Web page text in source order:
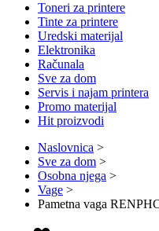
Toneri za printere
Tinte za printere
Uredski materijal
Elektronika
Računala
Sve za dom
Servis i najam printera
Promo materijal
Hit proizvodi
Naslovnica >
Sve za dom >
Osobna njega >
Vage >
Pametna vaga